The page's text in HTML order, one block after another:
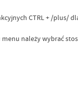
CTRL + /plus/
należy wybrać
Data